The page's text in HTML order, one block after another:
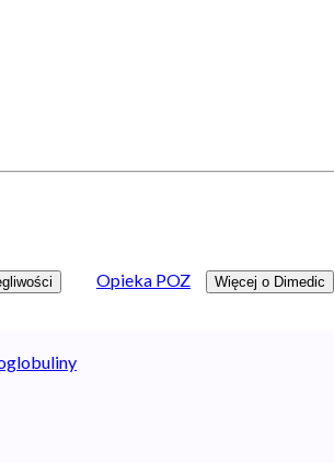
Opieka POZ Więcej o Dimedic